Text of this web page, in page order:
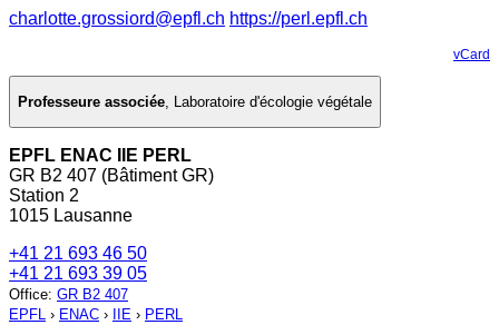
charlotte.grossiord@epfl.ch https://perl.epfl.ch
vCard
Professeure associée, Laboratoire d'écologie végétale
EPFL ENAC IIE PERL
GR B2 407 (Bâtiment GR)
Station 2
1015 Lausanne
+41 21 693 46 50
+41 21 693 39 05
Office: GR B2 407
EPFL › ENAC › IIE › PERL